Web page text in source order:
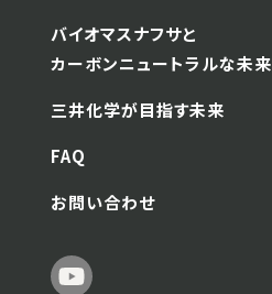
バイオマスナフサと
カーボンニュートラルな未来
三井化学が目指す未来
FAQ
お問い合わせ